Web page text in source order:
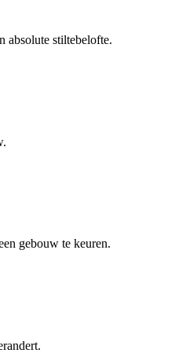
absolute stiltebelofte.
gebouw te keuren.